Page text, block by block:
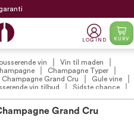
LOG IND KURV
vin
Vin til maden
Champagne Typer
Champagne Grand Cru
Gule vine
vin tilbud Sidste chance
Grand Cru